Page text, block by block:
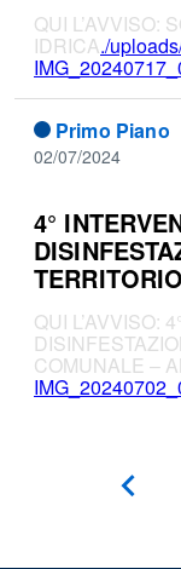
QUI L’AVVISO:
IDRICA./
Primo Piano
02/07/2024
4°
QUI L’AVVISO:
COMUNALE –